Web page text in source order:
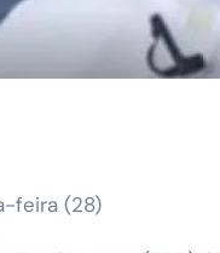
feira (28)